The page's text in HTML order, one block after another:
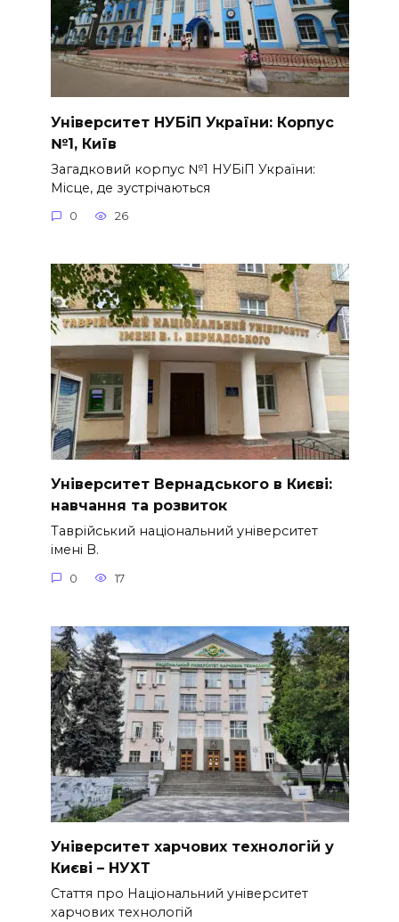
Університет НУБіП України: Корпус
№1, Київ
Загадковий корпус №1 НУБіП України:
Місце, де зустрічаються
0 26
Університет Вернадського в Києві:
навчання та розвиток
Таврійський національний університет
імені В.
0 17
Університет харчових технологій у
Києві – НУХТ
Стаття про Національний університет
харчових технологій